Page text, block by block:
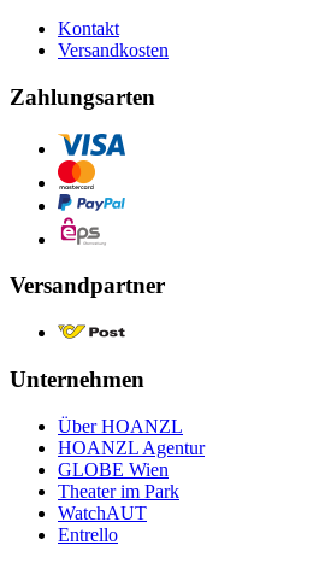
Kontakt
Versandkosten
Zahlungsarten
Versandpartner
Unternehmen
Über HOANZL
HOANZL Agentur
GLOBE Wien
Theater im Park
WatchAUT
Entrello